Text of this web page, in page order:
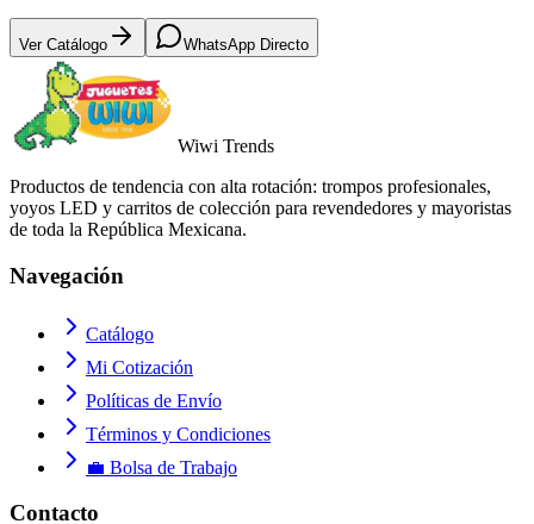
Ver Catálogo WhatsApp Directo
Wiwi Trends
Productos de tendencia con alta rotación: trompos profesionales,
yoyos LED y carritos de colección para revendedores y mayoristas
de toda la República Mexicana.
Navegación
Catálogo
Mi Cotización
Políticas de Envío
Términos y Condiciones
💼 Bolsa de Trabajo
Contacto